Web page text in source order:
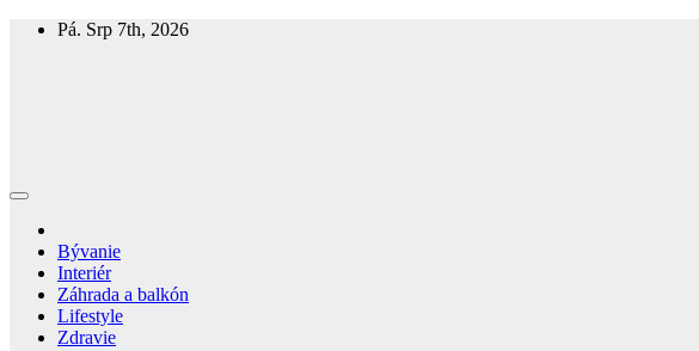
Skip
Pá. Srp 7th, 2026
Bývanie
Interiér
Záhrada a balkón
Lifestyle
Zdravie